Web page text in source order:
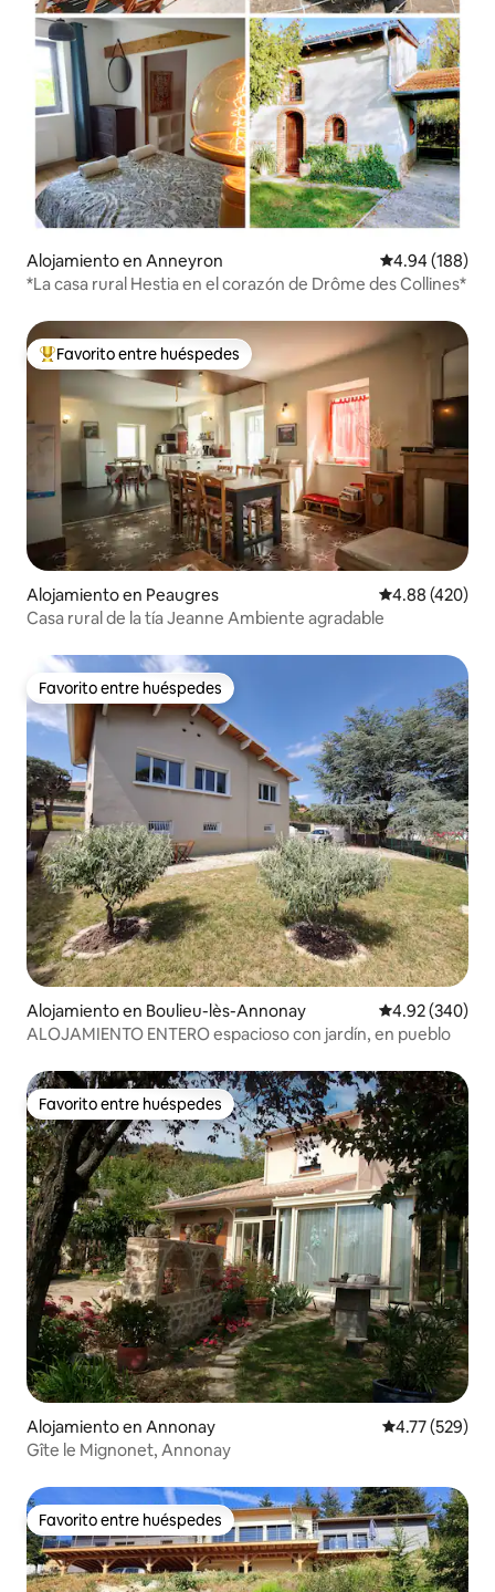
Alojamiento en Anneyron Calificación
4.94 (188)
*La casa rural Hestia en el corazón de Drôme des Collines*
Favorito entre huéspedes preferido
Favorito entre huéspedes
Alojamiento en Peaugres Calificación
4.88 (420)
Casa rural de la tía Jeanne Ambiente agradable
Favorito entre huéspedes
Favorito entre huéspedes
Alojamiento en Boulieu-lès-Annonay Calificación
4.92 (340)
ALOJAMIENTO ENTERO espacioso con jardín, en pueblo
Favorito entre huéspedes
Favorito entre huéspedes
Alojamiento en Annonay Calificación
4.77 (529)
Gîte le Mignonet, Annonay
Favorito entre huéspedes
Favorito entre huéspedes